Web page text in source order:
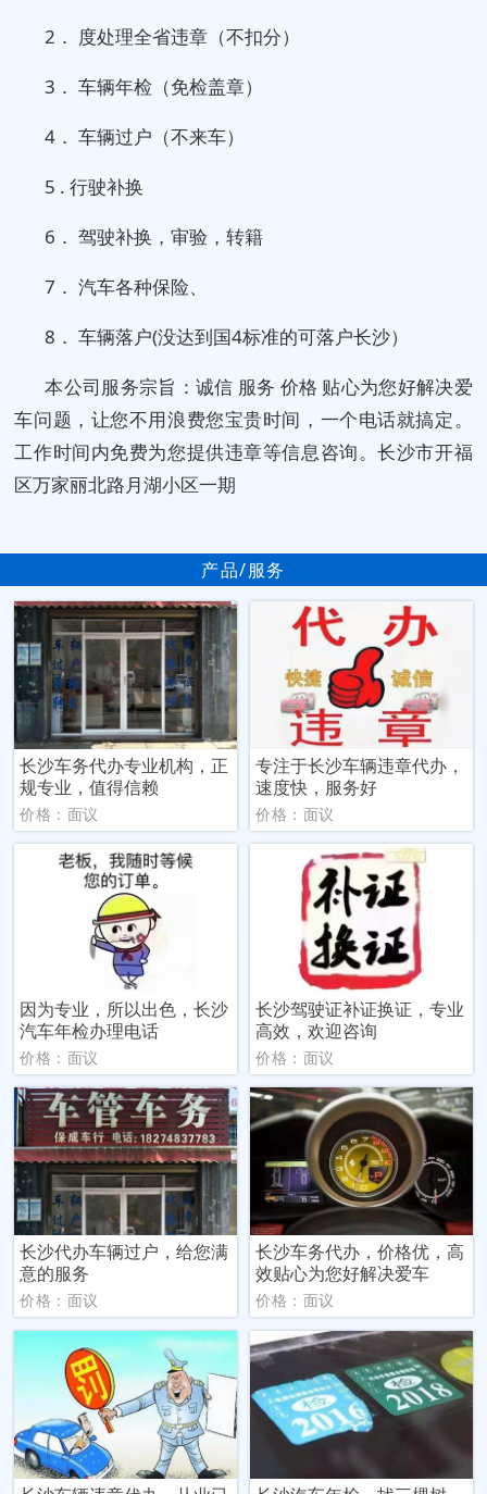
2． 度处理全省违章（不扣分）
3． 车辆年检（免检盖章）
4． 车辆过户（不来车）
5 . 行驶补换
6． 驾驶补换，审验，转籍
7． 汽车各种保险、
8． 车辆落户(没达到国4标准的可落户长沙）
本公司服务宗旨：诚信 服务 价格 贴心为您好解决爱
车问题，让您不用浪费您宝贵时间，一个电话就搞定。
工作时间内免费为您提供违章等信息咨询。长沙市开福
区万家丽北路月湖小区一期
产品/服务
长沙车务代办专业机构，正
规专业，值得信赖
价格：面议
专注于长沙车辆违章代办，
速度快，服务好
价格：面议
因为专业，所以出色，长沙
汽车年检办理电话
价格：面议
长沙驾驶证补证换证，专业
高效，欢迎咨询
价格：面议
长沙代办车辆过户，给您满
意的服务
价格：面议
长沙车务代办，价格优，高
效贴心为您好解决爱车
价格：面议